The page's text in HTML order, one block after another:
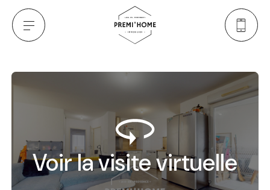
Voir la visite virtuelle